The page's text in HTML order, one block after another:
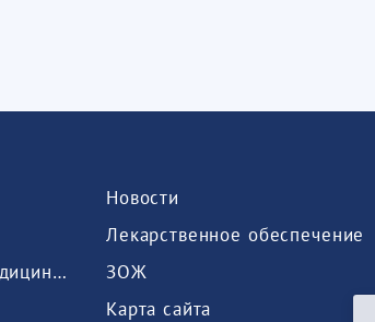
Информация о платных медицинских услугах, предоставляемых медицинской организацией
Новости
Лекарственное обеспечение
ЗОЖ
Карта сайта